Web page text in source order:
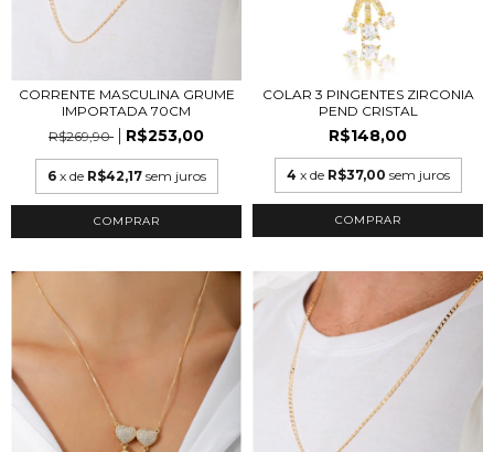
CORRENTE MASCULINA GRUME
IMPORTADA 70CM
R$269,90
R$253,00
6 x de R$42,17 sem juros
COLAR 3 PINGENTES ZIRCONIA
PEND CRISTAL
R$148,00
4 x de R$37,00 sem juros